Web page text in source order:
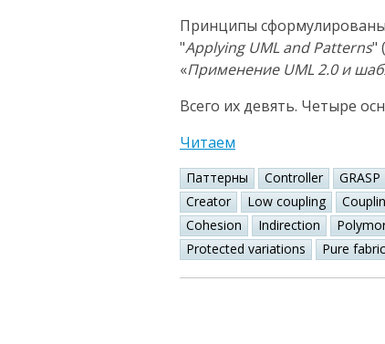
Принципы
"Applying UML and Patterns"
«Применение UML 2.0 и
Всего их девять. Четыре
Читаем
Паттерны Controller GRASP
Creator
Low coupling
Cohesion
Indirection
Protected variations
Pure